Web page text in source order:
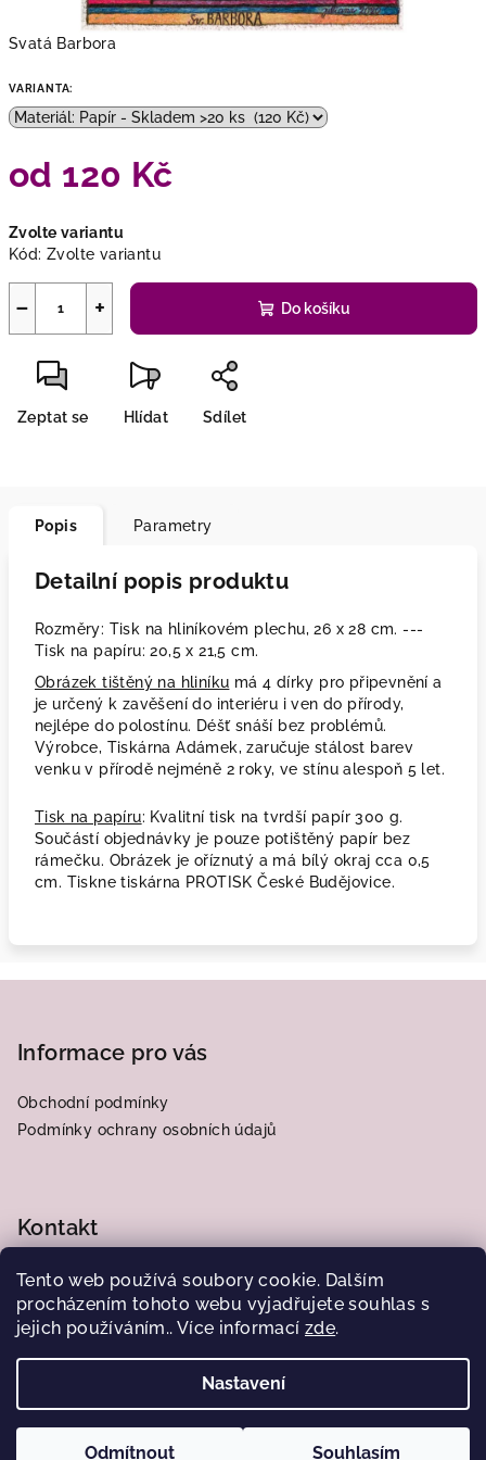
Tento web používá soubory cookie. Dalším
procházením tohoto webu vyjadřujete souhlas s
jejich používáním.. Více informací zde.
Nastavení
Odmítnout Souhlasím
Svatá Barbora
VARIANTA:
od 120 Kč
cena:
Zvolte variantu
Kód: Zvolte variantu
+
− Do košíku
Zeptat se Hlídat Sdílet
Popis Parametry
Detailní popis produktu
Rozměry: Tisk na hliníkovém plechu, 26 x 28 cm. ---
Tisk na papíru: 20,5 x 21,5 cm.
Obrázek tištěný na hliníku má 4 dírky pro připevnění a
je určený k zavěšení do interiéru i ven do přírody,
nejlépe do polostínu. Déšť snáší bez problémů.
Výrobce, Tiskárna Adámek, zaručuje stálost barev
venku v přírodě nejméně 2 roky, ve stínu alespoň 5 let.
Tisk na papíru: Kvalitní tisk na tvrdší papír 300 g.
Součástí objednávky je pouze potištěný papír bez
rámečku. Obrázek je oříznutý a má bílý okraj cca 0,5
cm. Tiskne tiskárna PROTISK České Budějovice.
Informace pro vás
Obchodní podmínky
Podmínky ochrany osobních údajů
Kontakt
frantiska.j@centrum.cz
776564185
vyhrazena.